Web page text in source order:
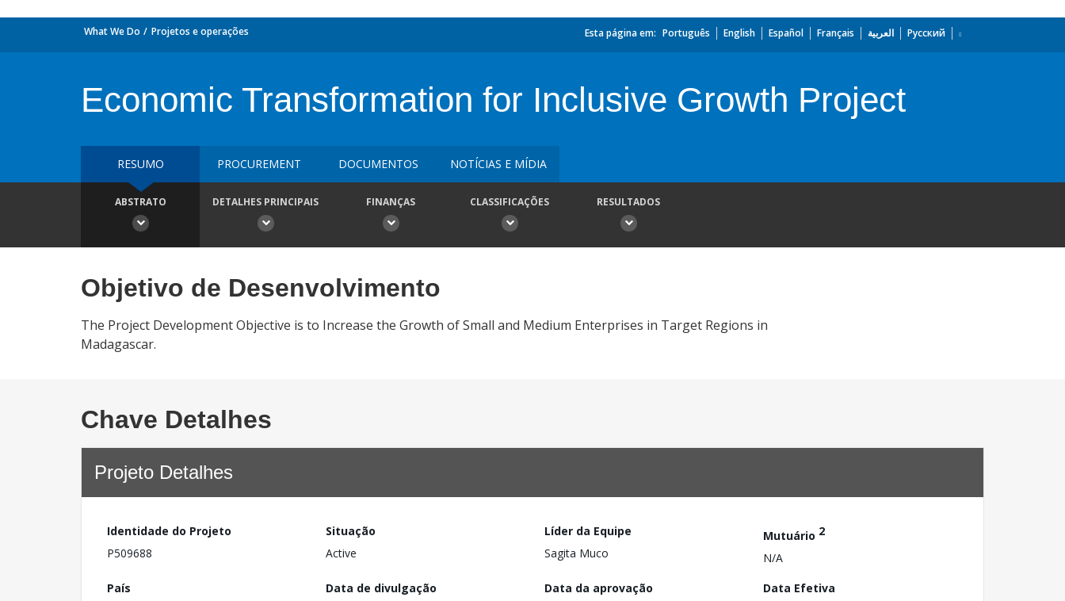
What We Do Projetos e operações Esta página em: Português English Español Français العربية Русский
Economic Transformation for Inclusive Growth Project
RESUMO PROCUREMENT DOCUMENTOS NOTÍCIAS E MÍDIA
ABSTRATO DETALHES PRINCIPAIS FINANÇAS CLASSIFICAÇÕES RESULTADOS
Objetivo de Desenvolvimento
The Project Development Objective is to Increase the Growth of Small and Medium Enterprises in Target Regions in
Madagascar.
Chave Detalhes
Projeto Detalhes
Identidade do Projeto
P509688
Situação
Active
Líder da Equipe
Sagita Muco
Mutuário 2
N/A
País
Data de divulgação
Data da aprovação
Data Efetiva